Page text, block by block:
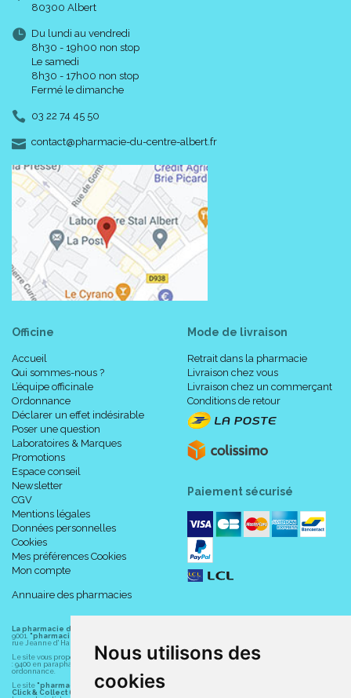
Nous utilisons des
cookies
80300 Albert
Du lundi au vendredi
8h30 - 19h00 non stop
Le samedi
8h30 - 17h00 non stop
Fermé le dimanche
03 22 74 45 50
contact-
@-
pharmacie-du-centre-albert.fr
Officine
Accueil
Qui sommes-nous ?
L’équipe officinale
Ordonnance
Déclarer un effet indésirable
Poser une question
Laboratoires & Marques
Promotions
Espace conseil
Newsletter
CGV
Mentions légales
Données personnelles
Cookies
Mes préférences Cookies
Mon compte
Annuaire des pharmacies
Mode de livraison
Retrait dans la pharmacie
Livraison chez vous
Livraison chez un commerçant
Conditions de retour
Paiement sécurisé
La pharmacie du centre à Albert
9001. "pharmacie-du-centre-albert.fr "
rue Jeanne d' Harcourt, 80300 Albert.
Le site vous propose un large choix de plus de 11000 références, au prix les plus bas possible
: 9400 en parapharmacie, animaux, orthopédie, matériel médical. 1700 en médicaments sans
ordonnance.
Le site "pharmacie-du-centre-albert.fr"vous propose les service suivants :
Click & Collect (retrait gratuit dans la pharmacie).